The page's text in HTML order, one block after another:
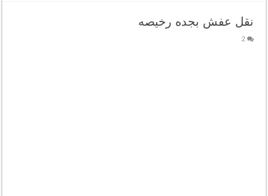
نقل عفش بجده رخيصه
2